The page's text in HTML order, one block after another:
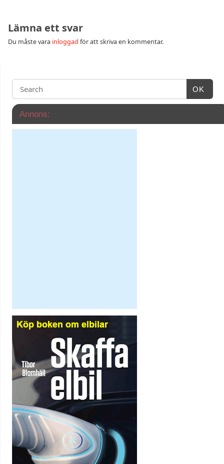
Lämna ett svar
Du måste vara inloggad för att skriva en kommentar.
OK
Annons: